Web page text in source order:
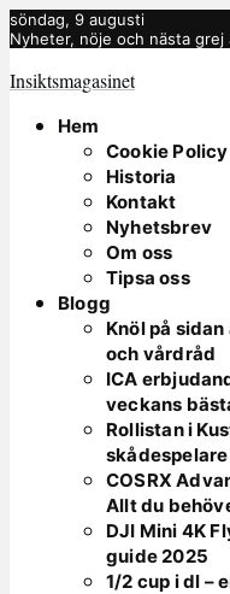
söndag, 9 augusti
Nyheter, nöje och nästa grej
Insiktsmagasinet
Hem
Cookie Policy
Historia
Kontakt
Nyhetsbrev
Om oss
Tipsa oss
Blogg
Knöl på
och vårdråd
ICA
veckans
Rollistan i
COSRX
Allt du
DJI Mini 4K
guide 2025
1/2 cup i dl –